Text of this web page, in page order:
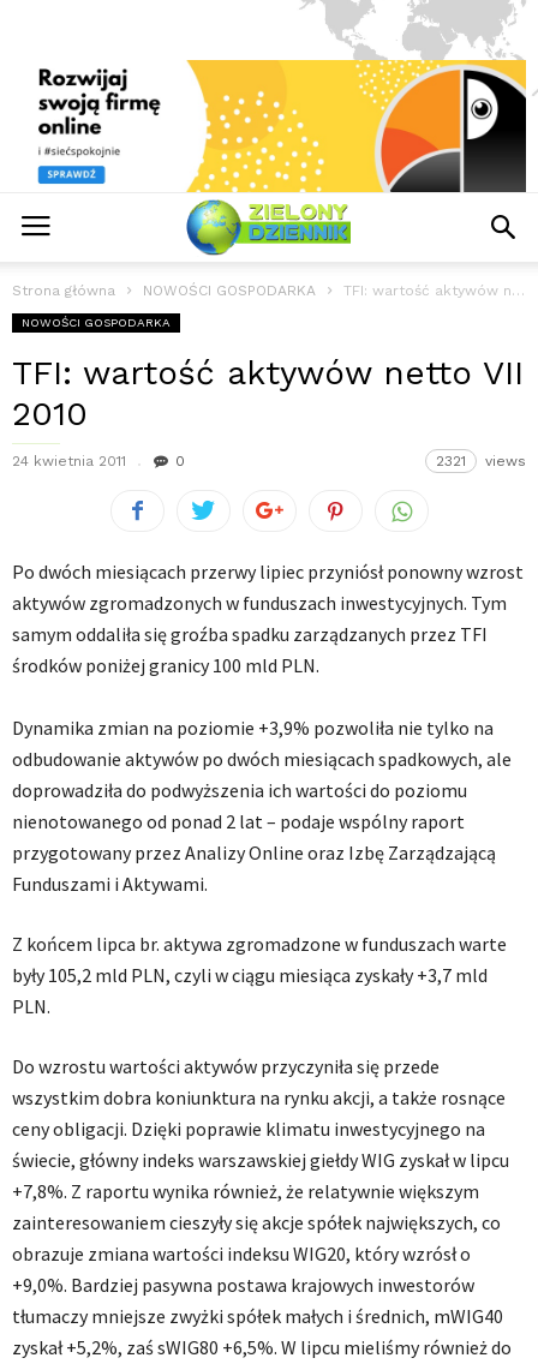
Strona główna NOWOŚCI GOSPODARKA TFI: wartość aktywów netto VII 2010
NOWOŚCI GOSPODARKA
TFI: wartość aktywów netto VII
2010
24 kwietnia 2011 0 2321 views
Po dwóch miesiącach przerwy lipiec przyniósł ponowny wzrost
aktywów zgromadzonych w funduszach inwestycyjnych. Tym
samym oddaliła się groźba spadku zarządzanych przez TFI
środków poniżej granicy 100 mld PLN.
Dynamika zmian na poziomie +3,9% pozwoliła nie tylko na
odbudowanie aktywów po dwóch miesiącach spadkowych, ale
doprowadziła do podwyższenia ich wartości do poziomu
nienotowanego od ponad 2 lat – podaje wspólny raport
przygotowany przez Analizy Online oraz Izbę Zarządzającą
Funduszami i Aktywami.
Z końcem lipca br. aktywa zgromadzone w funduszach warte
były 105,2 mld PLN, czyli w ciągu miesiąca zyskały +3,7 mld
PLN.
Do wzrostu wartości aktywów przyczyniła się przede
wszystkim dobra koniunktura na rynku akcji, a także rosnące
ceny obligacji. Dzięki poprawie klimatu inwestycyjnego na
świecie, główny indeks warszawskiej giełdy WIG zyskał w lipcu
+7,8%. Z raportu wynika również, że relatywnie większym
zainteresowaniem cieszyły się akcje spółek największych, co
obrazuje zmiana wartości indeksu WIG20, który wzrósł o
+9,0%. Bardziej pasywna postawa krajowych inwestorów
tłumaczy mniejsze zwyżki spółek małych i średnich, mWIG40
zyskał +5,2%, zaś sWIG80 +6,5%. W lipcu mieliśmy również do